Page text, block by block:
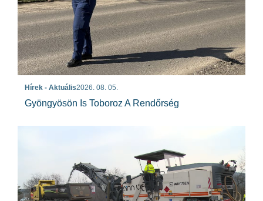
Hírek - Aktuális2026. 08. 05.
Gyöngyösön Is Toboroz A Rendőrség